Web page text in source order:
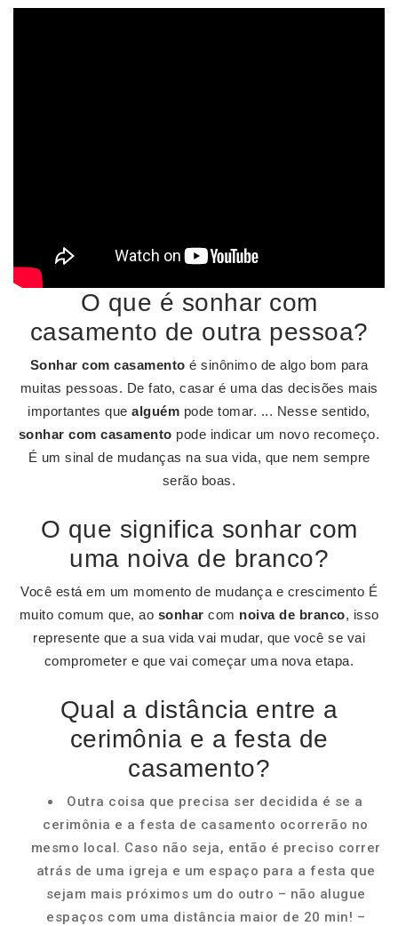
O que é sonhar com
casamento de outra pessoa?
Sonhar com casamento é sinônimo de algo bom para
muitas pessoas. De fato, casar é uma das decisões mais
importantes quealguém pode tomar. ... Nesse sentido,
sonhar com casamento pode indicar um novo recomeço.
É um sinal de mudanças na sua vida, que nem sempre
serão boas.
O que significa sonhar com
uma noiva de branco?
Você está em um momento de mudança e crescimento É
muito comum que, ao sonhar com noiva de branco, isso
represente que a sua vida vai mudar, que você se vai
comprometer e que vai começar uma nova etapa.
Qual a distância entre a
cerimônia e a festa de
casamento?
Outra coisa que precisa ser decidida é se a
cerimônia e a festa de casamento ocorrerão no
mesmo local. Caso não seja, então é preciso correr
atrás de uma igreja e um espaço para a festa que
sejam mais próximos um do outro – não alugue
espaços com uma distância maior de 20 min! –